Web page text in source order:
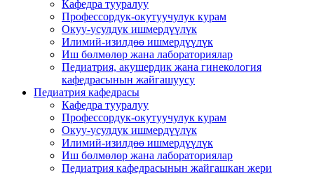
Кафедра тууралуу
Профессордук-окутуучулук курам
Окуу-усулдук ишмердүүлүк
Илимий-изилдөө ишмердүүлүк
Иш бөлмөлөр жана лабораториялар
Педиатрия, акушердик жана гинекология
кафедрасынын жайгашуусу
Педиатрия кафедрасы
Кафедра тууралуу
Профессордук-окутуучулук курам
Окуу-усулдук ишмердүүлүк
Илимий-изилдөө ишмердүүлүк
Иш бөлмөлөр жана лабораториялар
Педиатрия кафедрасынын жайгашкан жери